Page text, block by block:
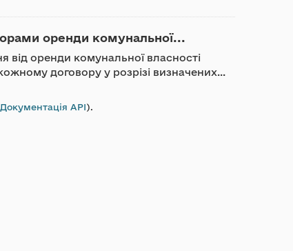
оренди комунальної...
від оренди комунальної власності
договору у розрізі визначених...
Документація API).